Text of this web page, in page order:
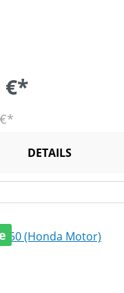
€*
DETAILS